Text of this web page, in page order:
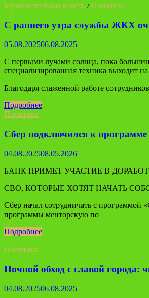
Муниципальная власть /Политика
С раннего утра службы ЖКХ
05.08.202506.08.2025
С первыми лучами солнца, пока
специализированная техника выходит
Благодаря слаженной работе
Подробнее
Политика
Сбер подключился к
04.08.202508.05.2026
БАНК ПРИМЕТ УЧАСТИЕ В
СВО, КОТОРЫЕ ХОТЯТ НАЧАТЬ
Сбер начал сотрудничать с
программы менторскую по
Подробнее
Политика
Ночной обход с главой города:
04.08.202506.08.2025